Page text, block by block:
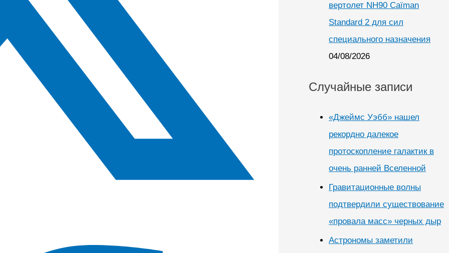
вертолет NH90 Caïman
Standard 2 для сил
специального назначения
04/08/2026
Случайные записи
«Джеймс Уэбб» нашел
рекордно далекое
протоскопление галактик в
очень ранней Вселенной
Гравитационные волны
подтвердили существование
«провала масс» черных дыр
Астрономы заметили